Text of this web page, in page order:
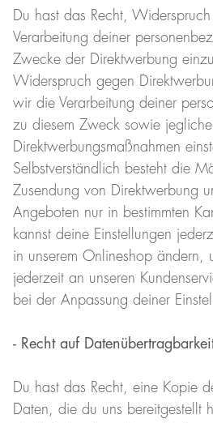
Du hast das Recht,
Verarbeitung deiner
Zwecke der Direktwerbung
Widerspruch gegen
wir die Verarbeitung deiner
zu diesem Zweck sowie jegliche
Direktwerbungsmaßnahmen
Selbstverständlich besteht die
Zusendung von Direktwerbung
Angeboten nur in bestimmten
kannst deine Einstellungen
in unserem Onlineshop ändern,
jederzeit an unseren
bei der Anpassung deiner
- Recht auf
Du hast das Recht, eine Kopie
Daten, die du uns bereitgestellt